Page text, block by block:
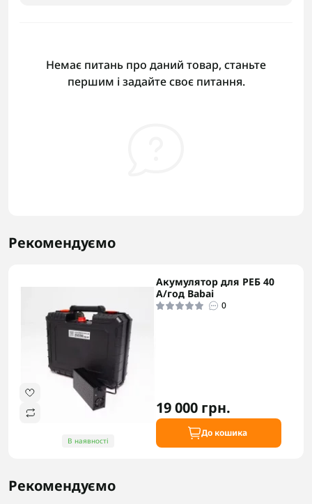
Немає питань про даний товар, станьте
першим і задайте своє питання.
Рекомендуємо
В наявності
Акумулятор для РЕБ 40
А/год Babai
0
19 000 грн.
До кошика
Рекомендуємо